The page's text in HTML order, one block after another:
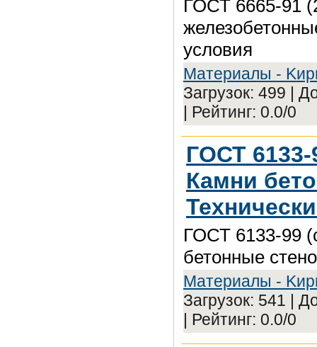
ГОСТ 6665-91
условия
Maтepиaлы -
Загрузок: 499 |
| Рейтинг: 0.0/0
ГОСТ 6133-
Камни
ГОСТ 6133-99
бетонные
Maтepиaлы -
Загрузок: 541 |
| Рейтинг: 0.0/0